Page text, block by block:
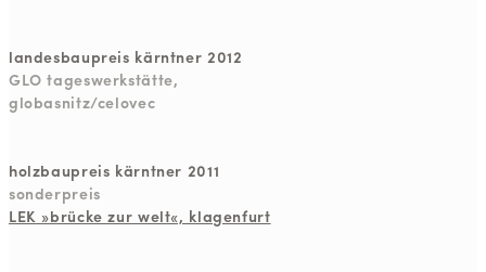
landesbaupreis kärntner 2012
GLO tageswerkstätte,
globasnitz/celovec
holzbaupreis kärntner 2011
sonderpreis
LEK »brücke zur welt«, klagenfurt